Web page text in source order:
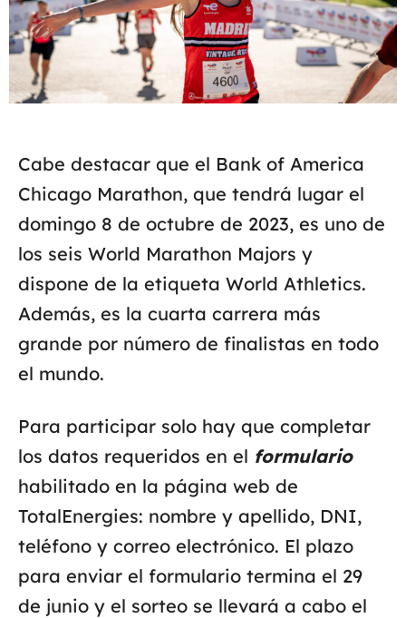
Cabe destacar que el Bank of America
Chicago Marathon, que tendrá lugar el
domingo 8 de octubre de 2023, es uno de
los seis World Marathon Majors y
dispone de la etiqueta World Athletics.
Además, es la cuarta carrera más
grande por número de finalistas en todo
el mundo.
Para participar solo hay que completar
los datos requeridos en el formulario
habilitado en la página web de
TotalEnergies: nombre y apellido, DNI,
teléfono y correo electrónico. El plazo
para enviar el formulario termina el 29
de junio y el sorteo se llevará a cabo el